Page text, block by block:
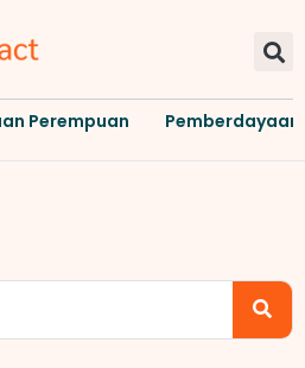
Perempuan Pemberdayaan